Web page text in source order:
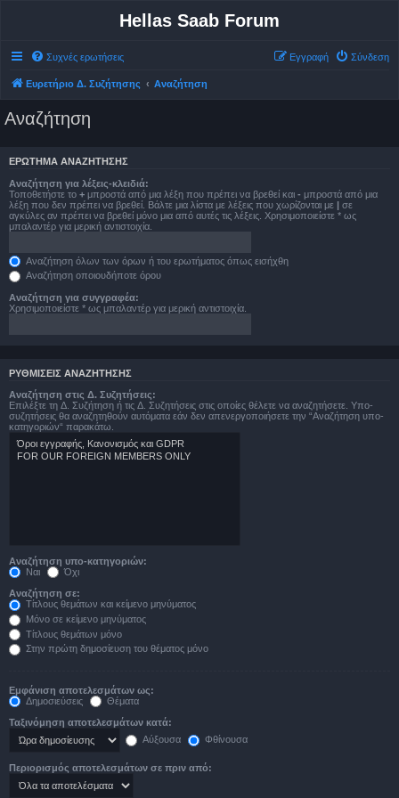
Hellas Saab Forum
Συχνές ερωτήσεις Σύνδεση
Εγγραφή
Ευρετήριο Δ. Συζήτησης Αναζήτηση
Αναζήτηση
ΕΡΏΤΗΜΑ ΑΝΑΖΉΤΗΣΗΣ
Αναζήτηση για λέξεις-κλειδιά:
Τοποθετήστε το + μπροστά από μια λέξη που πρέπει να βρεθεί και - μπροστά από μια
λέξη που δεν πρέπει να βρεθεί. Βάλτε μια λίστα με λέξεις που χωρίζονται με | σε
αγκύλες αν πρέπει να βρεθεί μόνο μια από αυτές τις λέξεις. Χρησιμοποιείστε * ως
μπαλαντέρ για μερική αντιστοιχία.
Αναζήτηση όλων των όρων ή του ερωτήματος όπως εισήχθη
Αναζήτηση οποιουδήποτε όρου
Αναζήτηση για συγγραφέα:
Χρησιμοποιείστε * ως μπαλαντέρ για μερική αντιστοιχία.
ΡΥΘΜΊΣΕΙΣ ΑΝΑΖΉΤΗΣΗΣ
Αναζήτηση στις Δ. Συζητήσεις:
Επιλέξτε τη Δ. Συζήτηση ή τις Δ. Συζητήσεις στις οποίες θέλετε να αναζητήσετε. Υπο-
συζητήσεις θα αναζητηθούν αυτόματα εάν δεν απενεργοποιήσετε την “Αναζήτηση υπο-
κατηγοριών“ παρακάτω.
Αναζήτηση υπο-κατηγοριών:
Ναι
Όχι
Αναζήτηση σε:
Τίτλους θεμάτων και κείμενο μηνύματος
Μόνο σε κείμενο μηνύματος
Τίτλους θεμάτων μόνο
Στην πρώτη δημοσίευση του θέματος μόνο
Εμφάνιση αποτελεσμάτων ως:
Δημοσιεύσεις
Θέματα
Ταξινόμηση αποτελεσμάτων κατά:
Αύξουσα
Φθίνουσα
Περιορισμός αποτελεσμάτων σε πριν από: